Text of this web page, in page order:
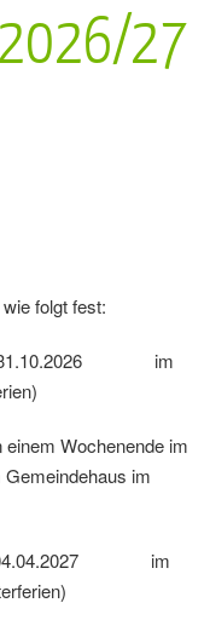
27
folgt fest:
31.10.2026 im
Wochenende im
im
04.04.2027 im